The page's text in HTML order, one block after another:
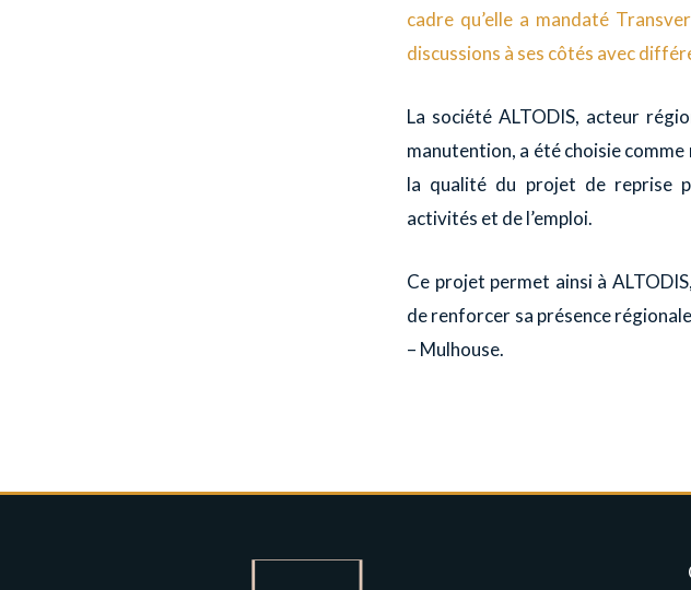
cadre qu’elle a mandaté
discussions à ses côtés avec
La société ALTODIS, acteur
manutention, a été choisie
la qualité du projet de reprise
activités et de l’emploi.
Ce projet permet ainsi à
de renforcer sa présence
– Mulhouse.